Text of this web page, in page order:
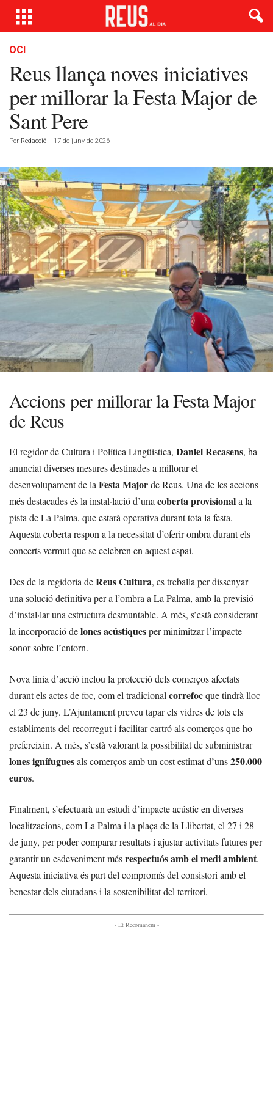
OCI
Reus llança noves iniciatives
per millorar la Festa Major de
Sant Pere
Por Redacció - 17 de juny de 2026
Accions per millorar la Festa Major
de Reus
El regidor de Cultura i Política Lingüística, Daniel Recasens, ha
anunciat diverses mesures destinades a millorar el
desenvolupament de la Festa Majorde Reus. Una de les accions
més destacades és la instal·lació d’una coberta provisionala la
pista de La Palma, que estarà operativa durant tota la festa.
Aquesta coberta respon a la necessitat d’oferir ombra durant els
concerts vermut que se celebren en aquest espai.
Des de la regidoria deReus Cultura, es treballa per dissenyar
una solució definitiva per a l’ombra a La Palma, amb la previsió
d’instal·lar una estructura desmuntable. A més, s’està considerant
la incorporació delones acústiquesper minimitzar l’impacte
sonor sobre l’entorn.
Nova línia d’acció inclou la protecció dels comerços afectats
durant els actes de foc, com el tradicional correfocque tindrà lloc
el 23 de juny. L’Ajuntament preveu tapar els vidres de tots els
establiments del recorregut i facilitar cartró als comerços que ho
prefereixin. A més, s’està valorant la possibilitat de subministrar
lones ignífuguesals comerços amb un cost estimat d’uns250.000
euros.
Finalment, s’efectuarà un estudi d’impacte acústic en diverses
localitzacions, com La Palma i la plaça de la Llibertat, el 27 i 28
de juny, per poder comparar resultats i ajustar activitats futures per
garantir un esdeveniment mésrespectuós amb el medi ambient.
Aquesta iniciativa és part del compromís del consistori amb el
benestar dels ciutadans i la sostenibilitat del territori.
- Et Recomanem -